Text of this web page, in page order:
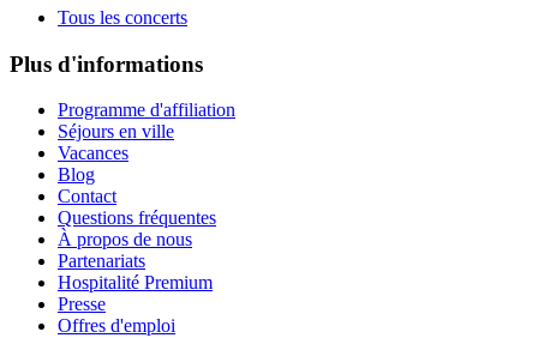
Tous les concerts
Plus d'informations
Programme d'affiliation
Séjours en ville
Vacances
Blog
Contact
Questions fréquentes
À propos de nous
Partenariats
Hospitalité Premium
Presse
Offres d'emploi